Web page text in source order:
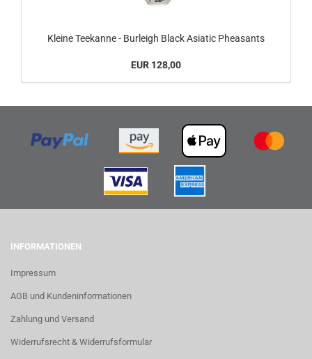
Kleine Teekanne - Burleigh Black Asiatic Pheasants
EUR 128,00
INFORMATIONEN
Impressum
AGB und Kundeninformationen
Zahlung und Versand
Widerrufsrecht & Widerrufsformular